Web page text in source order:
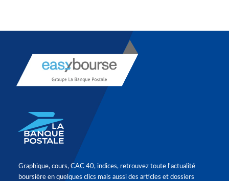
Graphique, cours, CAC 40, indices, retrouvez toute l'actualité
boursière en quelques clics mais aussi des articles et dossiers